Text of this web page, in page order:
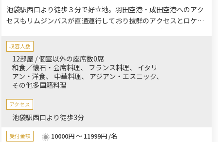
池袋駅西口より徒歩３分で好立地。羽田空港・成田空港へのアク
セスもリムジンバスが直通運行しており抜群のアクセスとロケー
合わせなどにもお応えする会場・料理・演出とサービスで大切な
お時間をサポートいたします。
収容人数
12部屋 / 個室以外の座席数0席
和食／懐石・会席料理
フランス料理
イタリ
アン・洋食
中華料理
アジアン・エスニック
その他多国籍料理
アクセス
池袋駅西口より徒歩3分
受付金額
10000円 ～ 11999円 /名